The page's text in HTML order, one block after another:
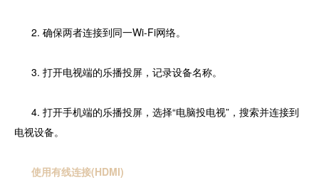
2. 确保两者连接到同一Wi-Fi网络。
3. 打开电视端的乐播投屏，记录设备名称。
4. 打开手机端的乐播投屏，选择“电脑投电视”，搜索并连接到
电视设备。
使用有线连接(HDMI)